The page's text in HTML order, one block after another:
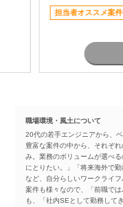
す。 物流システムの経験がなくても、Java
による業
担当者オススメ案件
職場環境・風土について
20代の若手エンジニアから、
豊富な案件の中から、それぞ
み。業務のボリュームが選べ
にとりたい。」「将来海外で
など、自分らしいワークライフ
案件も様々なので、「前職で
も、「社内SEとして勤務して